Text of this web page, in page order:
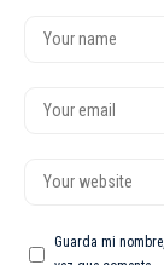
Guarda mi